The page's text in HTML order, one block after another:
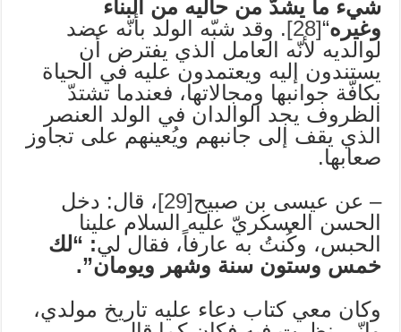
شيء ما يشدّ من حاليه من البناء
وغيره“
[28]
. وقد شبّه الولد بأنّه عضد
لوالديه لأنّه العامل الذي يفترض أن
يستندون إليه ويعتمدون عليه في الحياة
بكافّة جوانبها ومجالاتها، فعندما تشتدّ
الظروف يجد الوالدان في الولد العنصر
الذي يقف إلى جانبهم ويُعينهم على تجاوز
صعابها.
– عن عيسى بن صبيح[29]
، قال: دخل
الحسن العسكريّ عليه السلام علينا
الحبس، وكُنتُ به عارفاً، فقال لي: “لك
خمس وستون سنة وشهر ويومان”.
وكان معي كتاب دعاء عليه تاريخ مولدي،